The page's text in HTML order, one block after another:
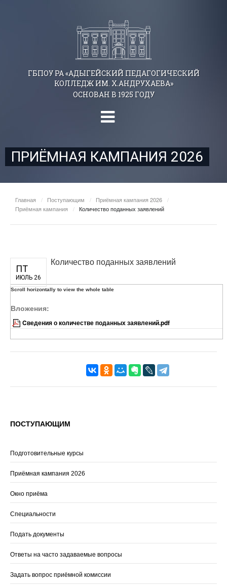
ГБПОУ РА «АДЫГЕЙСКИЙ ПЕДАГОГИЧЕСКИЙ
КОЛЛЕДЖ ИМ. Х.АНДРУХАЕВА»
ОСНОВАН В 1925 ГОДУ
ПРИЁМНАЯ КАМПАНИЯ 2026
Главная / Поступающим / Приёмная кампания 2026
/
Приёмная кампания
/ Количество поданных заявлений
ПТ
ИЮЛЬ 26
Количество поданных заявлений
Вложения:
Cведения о количестве поданных заявлений.pdf
ПОСТУПАЮЩИМ
Подготовительные курсы
Приёмная кампания 2026
Окно приёма
Специальности
Подать документы
Ответы на часто задаваемые вопросы
Задать вопрос приёмной комиссии